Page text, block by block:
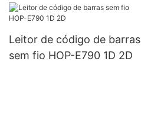
de fábrica | HOIN
Leitor de código de barras
sem fio HOP-E790 1D 2D